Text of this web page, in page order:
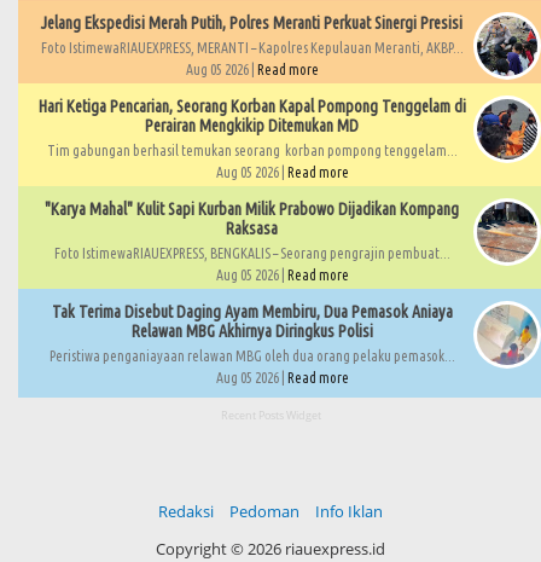
Jelang Ekspedisi Merah Putih, Polres Meranti Perkuat Sinergi Presisi
Foto IstimewaRIAUEXPRESS, MERANTI – Kapolres Kepulauan Meranti, AKBP...
Aug 05 2026 | Read more
Hari Ketiga Pencarian, Seorang Korban Kapal Pompong Tenggelam di
Perairan Mengkikip Ditemukan MD
Tim gabungan berhasil temukan seorang korban pompong tenggelam...
Aug 05 2026 | Read more
"Karya Mahal" Kulit Sapi Kurban Milik Prabowo Dijadikan Kompang
Raksasa
Foto IstimewaRIAUEXPRESS, BENGKALIS – Seorang pengrajin pembuat...
Aug 05 2026 | Read more
Tak Terima Disebut Daging Ayam Membiru, Dua Pemasok Aniaya
Relawan MBG Akhirnya Diringkus Polisi
Peristiwa penganiayaan relawan MBG oleh dua orang pelaku pemasok...
Aug 05 2026 | Read more
Recent Posts Widget
Redaksi Pedoman
Info Iklan
Copyright © 2026 riauexpress.id